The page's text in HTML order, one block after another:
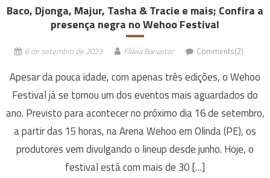
Baco, Djonga, Majur, Tasha & Tracie e mais; Confira a
presença negra no Wehoo Festival
6 de setembro de 2023 Flávia Banastor Comments(2)
Apesar da pouca idade, com apenas três edições, o Wehoo
Festival já se tornou um dos eventos mais aguardados do
ano. Previsto para acontecer no próximo dia 16 de setembro,
a partir das 15 horas, na Arena Wehoo em Olinda (PE), os
produtores vem divulgando o lineup desde junho. Hoje, o
festival está com mais de 30 […]